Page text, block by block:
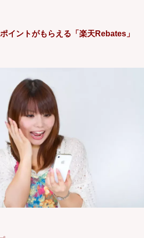
イントがもらえる「楽天Rebates」